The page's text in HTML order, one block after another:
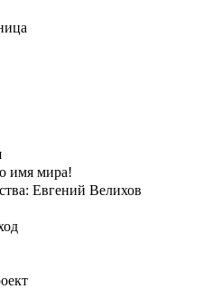
имя мира!
Евгений Велихов